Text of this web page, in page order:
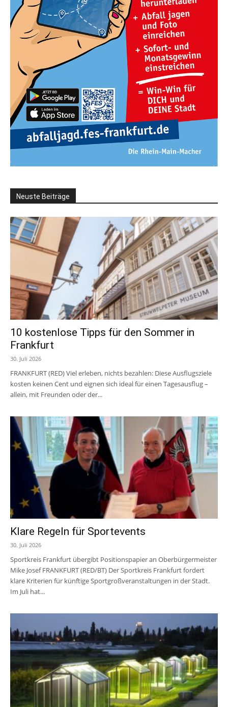
Neuste Beiträge
10 kostenlose Tipps für den Sommer in
Frankfurt
30. Juli 2026
FRANKFURT (RED) Viel erleben, nichts bezahlen: Diese Ausflugsziele
kosten keinen Cent und eignen sich ideal für einen Tagesausflug –
allein, mit Freunden oder der...
Klare Regeln für Sportevents
30. Juli 2026
Sportkreis Frankfurt übergibt Positionspapier an Oberbürgermeister
Mike Josef FRANKFURT (RED/BT) Der Sportkreis Frankfurt fordert
klare Kriterien für künftige Sportgroßveranstaltungen in der Stadt.
Im Juli hat...